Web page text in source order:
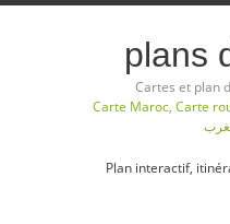
plans
Cartes et plan
Carte Maroc, Carte
Plan interactif,